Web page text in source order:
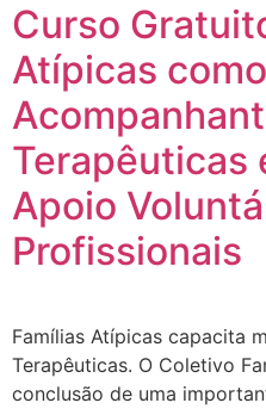
Curso
Atípicas como
Terapêuticas
Apoio
Profissionais
Famílias Atípicas capacita
Terapêuticas. O Coletivo
conclusão de uma